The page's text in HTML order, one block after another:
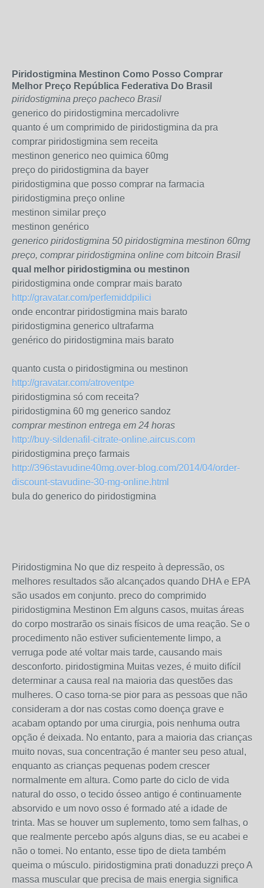
Piridostigmina Mestinon Como Posso Comprar
Melhor Preço República Federativa Do Brasil
piridostigmina preço pacheco Brasil
generico do piridostigmina mercadolivre
quanto é um comprimido de piridostigmina da pra
comprar piridostigmina sem receita
mestinon generico neo quimica 60mg
preço do piridostigmina da bayer
piridostigmina que posso comprar na farmacia
piridostigmina preço online
mestinon similar preço
mestinon genérico
generico piridostigmina 50 piridostigmina mestinon 60mg
preço, comprar piridostigmina online com bitcoin Brasil
qual melhor piridostigmina ou mestinon
piridostigmina onde comprar mais barato
http://gravatar.com/perfemiddpilici
onde encontrar piridostigmina mais barato
piridostigmina generico ultrafarma
genérico do piridostigmina mais barato
quanto custa o piridostigmina ou mestinon
http://gravatar.com/atroventpe
piridostigmina só com receita?
piridostigmina 60 mg generico sandoz
comprar mestinon entrega em 24 horas
http://buy-sildenafil-citrate-online.aircus.com
piridostigmina preço farmais
http://396stavudine40mg.over-blog.com/2014/04/order-
discount-stavudine-30-mg-online.html
bula do generico do piridostigmina
Piridostigmina No que diz respeito à depressão, os
melhores resultados são alcançados quando DHA e EPA
são usados ​​em conjunto. preco do comprimido
piridostigmina Mestinon Em alguns casos, muitas áreas
do corpo mostrarão os sinais físicos de uma reação. Se o
procedimento não estiver suficientemente limpo, a
verruga pode até voltar mais tarde, causando mais
desconforto. piridostigmina Muitas vezes, é muito difícil
determinar a causa real na maioria das questões das
mulheres. O caso torna-se pior para as pessoas que não
consideram a dor nas costas como doença grave e
acabam optando por uma cirurgia, pois nenhuma outra
opção é deixada. No entanto, para a maioria das crianças
muito novas, sua concentração é manter seu peso atual,
enquanto as crianças pequenas podem crescer
normalmente em altura. Como parte do ciclo de vida
natural do osso, o tecido ósseo antigo é continuamente
absorvido e um novo osso é formado até a idade de
trinta. Mas se houver um suplemento, tomo sem falhas, o
que realmente percebo após alguns dias, se eu acabei e
não o tomei. No entanto, esse tipo de dieta também
queima o músculo. piridostigmina prati donaduzzi preço A
massa muscular que precisa de mais energia significa